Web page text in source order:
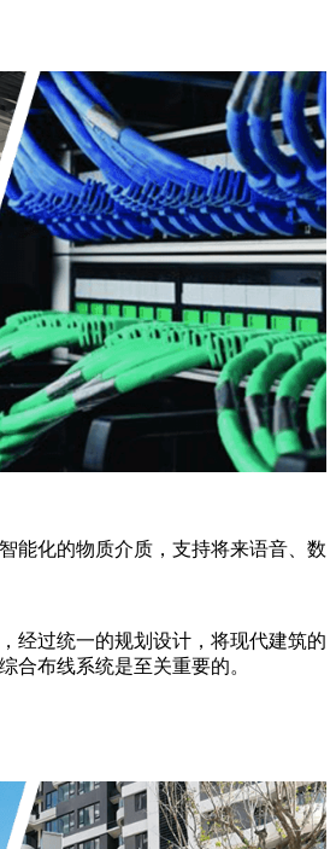
能化的物质介质，支持将来语音、数
经过统一的规划设计，将现代建筑的
合布线系统是至关重要的。